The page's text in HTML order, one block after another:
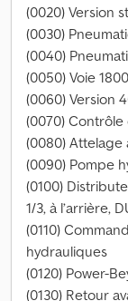
(0020) Version
(0030)
(0040)
(0050) Voie
(0060) Version
(0070) Contrôle
(0080) Attelage
(0090) Pompe
(0100)
1/3, à l’arrière,
(0110)
hydrauliques
(0120) Power-
(0130) Retour